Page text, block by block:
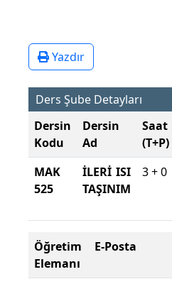
Yazdır
Ders Şube Detayları
Dersin
Kodu
Dersin
Ad
Saat
(T+P)
MAK
525
İLERİ ISI
TAŞINIM
3 + 0
Öğretim
Elemanı
E-Posta